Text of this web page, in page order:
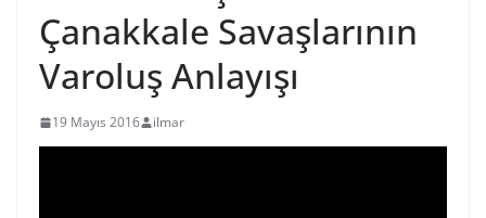
Çanakkale Savaşlarının
Varoluş Anlayışı
19 Mayıs 2016 ilmar